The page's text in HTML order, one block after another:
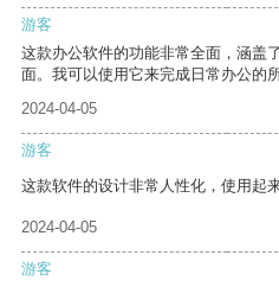
游客
这款办公软件的功能非常全面，涵盖
面。我可以使用它来完成日常办公的
2024-04-05
游客
这款软件的设计非常人性化，使用起
2024-04-05
游客